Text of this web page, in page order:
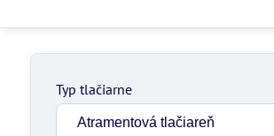
Typ tlačiarne